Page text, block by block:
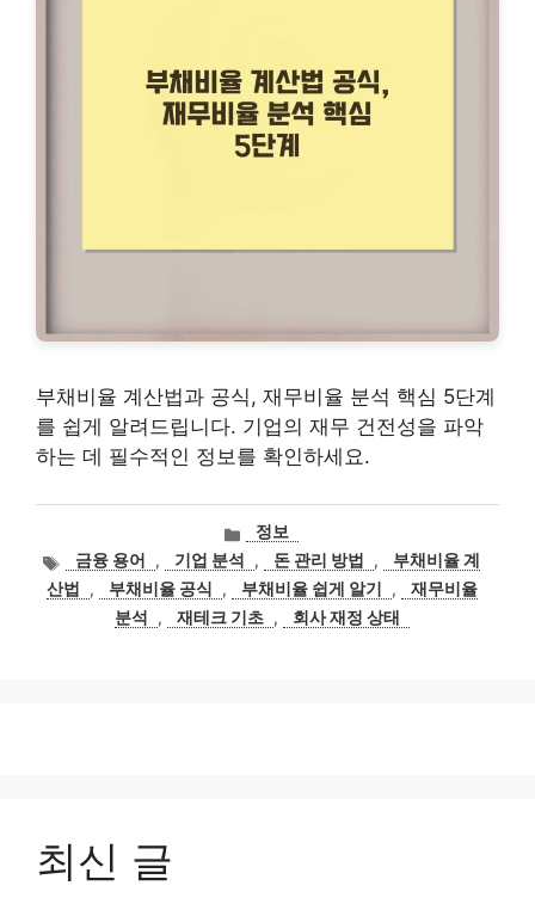
부채비율 계산법과 공식, 재무비율 분석 핵심 5단계
를 쉽게 알려드립니다. 기업의 재무 건전성을 파악
하는 데 필수적인 정보를 확인하세요.
카
고
리
정보
태
그
금융 용어 , 기업 분석 , 돈 관리 방법 ,
부채비율 계
산법
, 부채비율 공식 , 부채비율 쉽게 알기 ,
재무비율
분석
, 재테크 기초 , 회사 재정 상태
최신 글